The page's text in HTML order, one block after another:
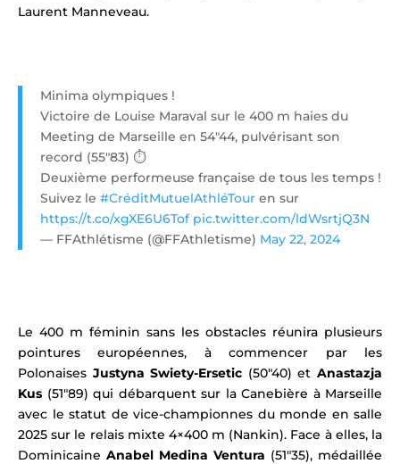
Laurent Manneveau.
Minima olympiques !
Victoire de Louise Maraval sur le 400 m haies du
Meeting de Marseille en 54″44, pulvérisant son
record (55″83) ⏱️
Deuxième performeuse française de tous les temps !
Suivez le #CréditMutuelAthléTour en sur
https://t.co/xgXE6U6Tof pic.twitter.com/ldWsrtjQ3N
— FFAthlétisme (@FFAthletisme) May 22, 2024
Le 400 m féminin sans les obstacles réunira plusieurs
pointures européennes, à commencer par les
Polonaises Justyna Swiety-Ersetic (50″40) etAnastazja
Kus (51″89) qui débarquent sur la Canebière à Marseille
avec le statut de vice-championnes du monde en salle
2025 sur le relais mixte 4×400 m (Nankin). Face à elles, la
Dominicaine Anabel Medina Ventura (51″35), médaillée